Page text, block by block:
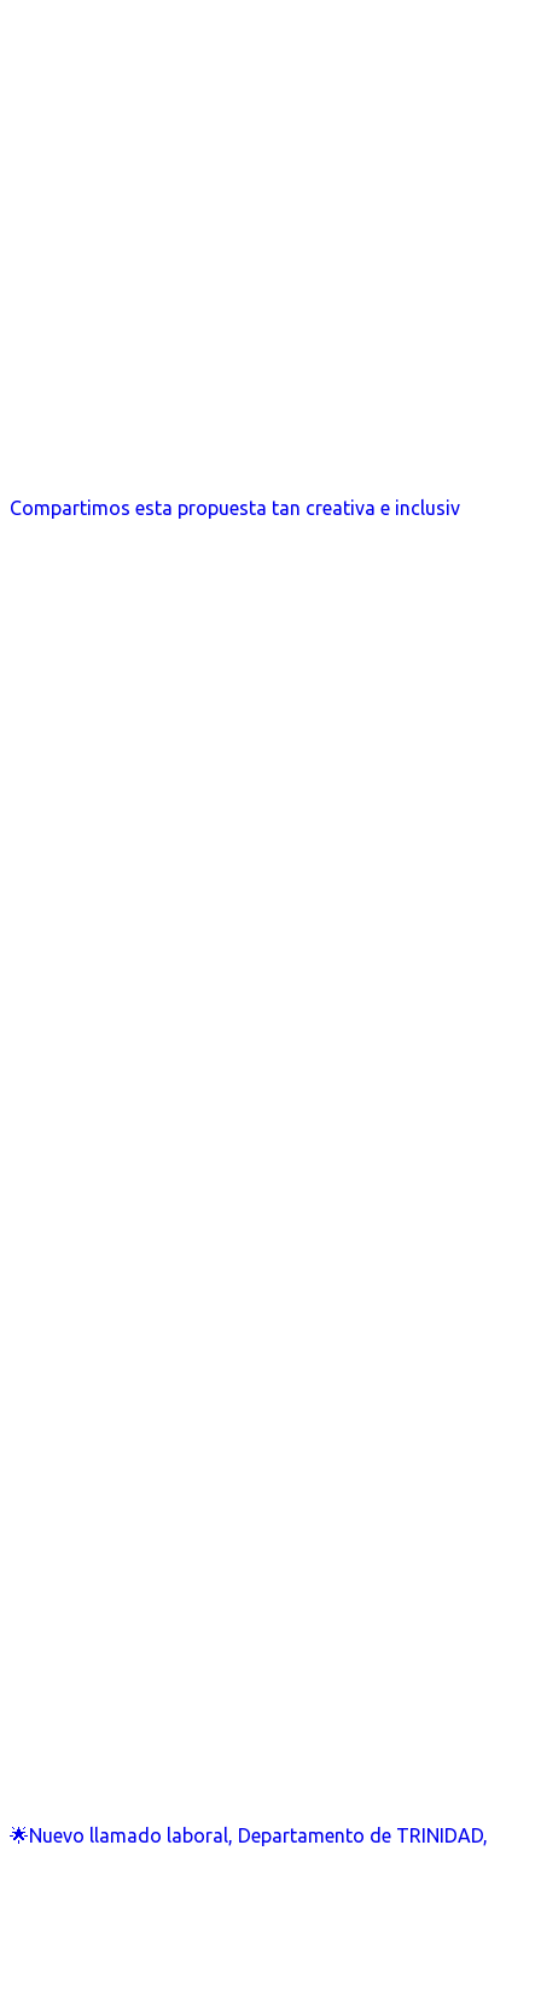
Compartimos esta propuesta tan creativa e inclusiv
🌟Nuevo llamado laboral, Departamento de TRINIDAD,